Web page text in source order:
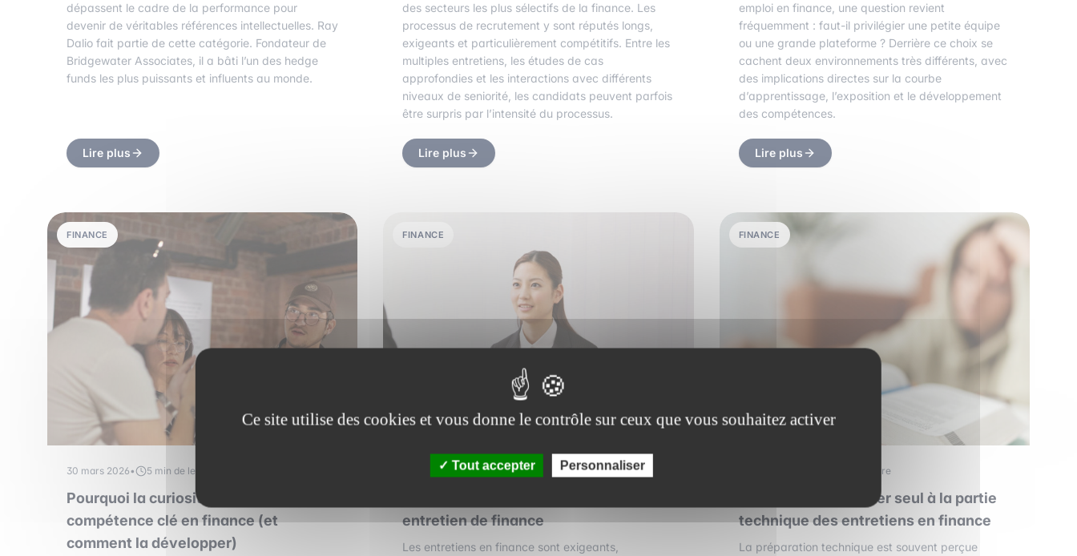
dépassent le cadre de la performance pour
devenir de véritables références intellectuelles. Ray
Dalio fait partie de cette catégorie. Fondateur de
Bridgewater Associates, il a bâti l’un des hedge
funds les plus puissants et influents au monde.
Lire plus
des secteurs les plus sélectifs de la finance. Les
processus de recrutement y sont réputés longs,
exigeants et particulièrement compétitifs. Entre les
multiples entretiens, les études de cas
approfondies et les interactions avec différents
niveaux de seniorité, les candidats peuvent parfois
être surpris par l’intensité du processus.
Lire plus
emploi en finance, une question revient
fréquemment : faut-il privilégier une petite équipe
ou une grande plateforme ? Derrière ce choix se
cachent deux environnements très différents, avec
des implications directes sur la courbe
d’apprentissage, l’exposition et le développement
des compétences.
Lire plus
FINANCE
30 mars 2026• 5 min de lecture
Pourquoi la curiosité est une
compétence clé en finance (et
comment la développer)
FINANCE
30 mars 2026• 6 min de lecture
entretien de finance
Les entretiens en finance sont exigeants,
FINANCE
5 min de lecture
Comment se préparer seul à la partie
technique des entretiens en finance
La préparation technique est souvent perçue
Ce site utilise des cookies et vous donne le contrôle sur ceux que vous souhaitez activer
Tout accepter Personnaliser